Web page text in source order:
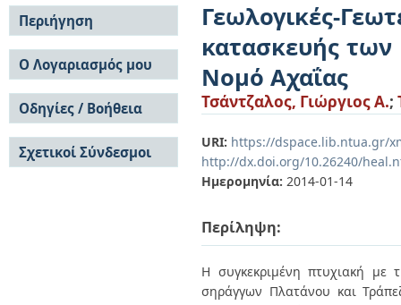
Γεωλογικές-
κατασκευής
Νομό Αχαΐας
Τσάντζαλος, Γιώργιος Α.;
URI: https://dspace.lib.ntua.gr/
http://dx.doi.org/10.26240/
Ημερομηνία: 2014-01-14
Περίληψη:
Η συγκεκριμένη πτυχιακή με
σηράγγων Πλατάνου και
Περιήγηση
Σε όλο το DSpace
Κοινότητες & Συλλογές
Ανά Ημερομηνία
Έκδοσης
Συγγραφείς
Τίτλοι
Θέματα
Ο Λογαριασμός μου
Σύνδεση
Εγγραφή
Οδηγίες / Βοήθεια
Οδηγίες Υποβολής
Οδηγίες Χρήσης ΙΑ
Συχνές Ερωτήσεις
Σχετικοί Σύνδεσμοι